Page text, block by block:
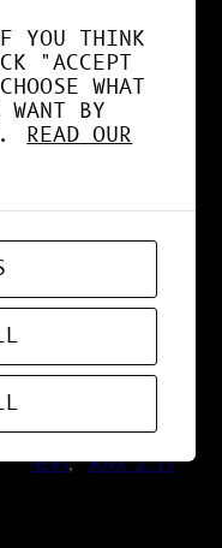
RESEARCH 2.13
: LA
NEWS, WORK 2.13
YOU THINK
"ACCEPT
WHAT
BY
READ OUR